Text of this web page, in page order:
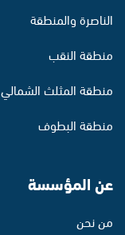
الناصرة والمنطقة
منطقة النقب
منطقة المثلث الشمالي
منطقة البطوف
عن المؤسسة
من نحن